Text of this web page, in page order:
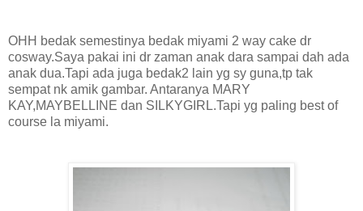
OHH bedak semestinya bedak miyami 2 way cake dr
cosway.Saya pakai ini dr zaman anak dara sampai dah ada
anak dua.Tapi ada juga bedak2 lain yg sy guna,tp tak
sempat nk amik gambar. Antaranya MARY
KAY,MAYBELLINE dan SILKYGIRL.Tapi yg paling best of
course la miyami.